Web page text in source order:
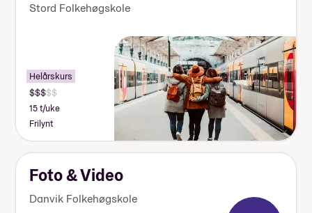
Stord Folkehøgskole
Helårskurs
15 t/uke
Frilynt
Foto & Video
Danvik Folkehøgskole